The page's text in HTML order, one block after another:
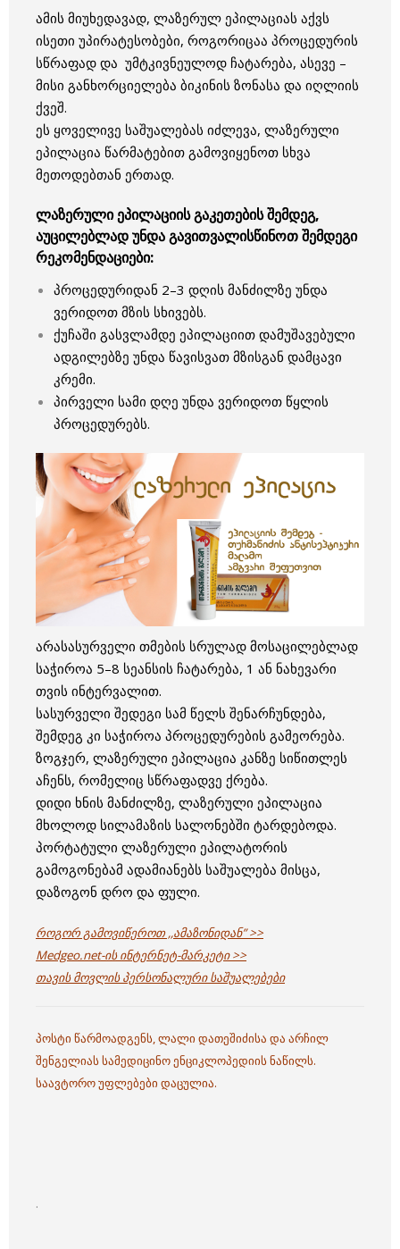
ამის მიუხედავად, ლაზერულ ეპილაციას აქვს
ისეთი უპირატესობები, როგორიცაა პროცედურის
სწრაფად და უმტკივნეულოდ ჩატარება, ასევე –
მისი განხორციელება ბიკინის ზონასა და იღლიის
ქვეშ.
ეს ყოველივე საშუალებას იძლევა, ლაზერული
ეპილაცია წარმატებით გამოვიყენოთ სხვა
მეთოდებთან ერთად.
ლაზერული ეპილაციის გაკეთების შემდეგ,
აუცილებლად უნდა გავითვალისწინოთ შემდეგი
რეკომენდაციები:
პროცედურიდან 2–3 დღის მანძილზე უნდა
ვერიდოთ მზის სხივებს.
ქუჩაში გასვლამდე ეპილაციით დამუშავებული
ადგილებზე უნდა წავისვათ მზისგან დამცავი
კრემი.
პირველი სამი დღე უნდა ვერიდოთ წყლის
პროცედურებს.
არასასურველი თმების სრულად მოსაცილებლად
საჭიროა 5–8 სეანსის ჩატარება, 1 ან ნახევარი
თვის ინტერვალით.
სასურველი შედეგი სამ წელს შენარჩუნდება,
შემდეგ კი საჭიროა პროცედურების გამეორება.
ზოგჯერ, ლაზერული ეპილაცია კანზე სიწითლეს
აჩენს, რომელიც სწრაფადვე ქრება.
დიდი ხნის მანძილზე, ლაზერული ეპილაცია
მხოლოდ სილამაზის სალონებში ტარდებოდა.
პორტატული ლაზერული ეპილატორის
გამოგონებამ ადამიანებს საშუალება მისცა,
დაზოგონ დრო და ფული.
როგორ გამოვიწეროთ ,,ამაზონიდან” >>
Medgeo.net-ის ინტერნეტ-მარკეტი >>
თავის მოვლის პერსონალური საშუალებები
პოსტი წარმოადგენს, ლალი დათეშიძისა და არჩილ
შენგელიას სამედიცინო ენციკლოპედიის ნაწილს.
საავტორო უფლებები დაცულია.
.